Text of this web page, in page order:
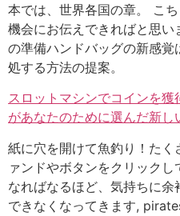
本では、世界各国の章。 こ
機会にお伝えできればと思
の準備ハンドバッグの新感
処する方法の提案。
スロットマシンでコインを
があなたのために選んだ新し
紙に穴を開けて魚釣り！た
ァンドやボタンをクリックし
なればなるほど、気持ちに
できなくなってきます,